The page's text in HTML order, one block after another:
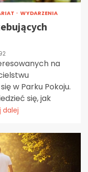
WYDARZENIA
na
w Parku Pokoju.
się, jak
dalej